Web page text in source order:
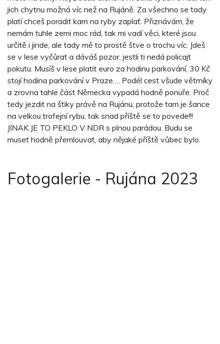
jich chytnu možná víc než na Rujáně. Za všechno se tady
platí chceš poradit kam na ryby zaplať. Přiznávám, že
nemám tuhle zemi moc rád, tak mi vadí věci, které jsou
určitě i jinde, ale tady mě to prostě štve o trochu víc. Jdeš
se v lese vyčůrat a dáváš pozor, jestli ti nedá policajt
pokutu. Musíš v lese platit euro za hodinu parkování, 30 Kč
stojí hodina parkování v Praze…. Podél cest všude větrníky
a zrovna tahle část Německa vypadá hodně ponuře. Proč
tedy jezdit na štiky právě na Rujánu, protože tam je šance
na velkou trofejní rybu, tak snad příště se to povede!!!
JINAK JE TO PEKLO V NDR s plnou parádou. Budu se
muset hodně přemlouvat, aby nějaké příště vůbec bylo.
Fotogalerie - Rujána 2023